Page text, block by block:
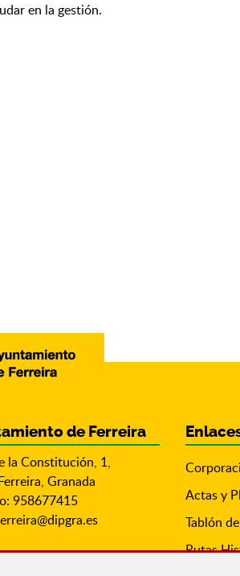
en la gestión.
de Ferreira
la Constitución, 1,
Granada
958677415
Actas y
Tablón
Rutas